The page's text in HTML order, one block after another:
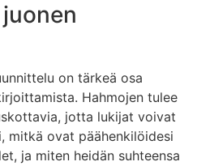
on tärkeä osa
Hahmojen tulee
jotta lukijat voivat
mitkä ovat päähenkilöidesi
ja miten heidän suhteensa